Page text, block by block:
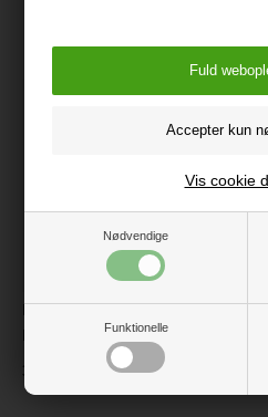
Nødvendige
Funktionelle
Vis cookie
Easygrow Exclusive
Håndmuffe, Blå
399 kr.